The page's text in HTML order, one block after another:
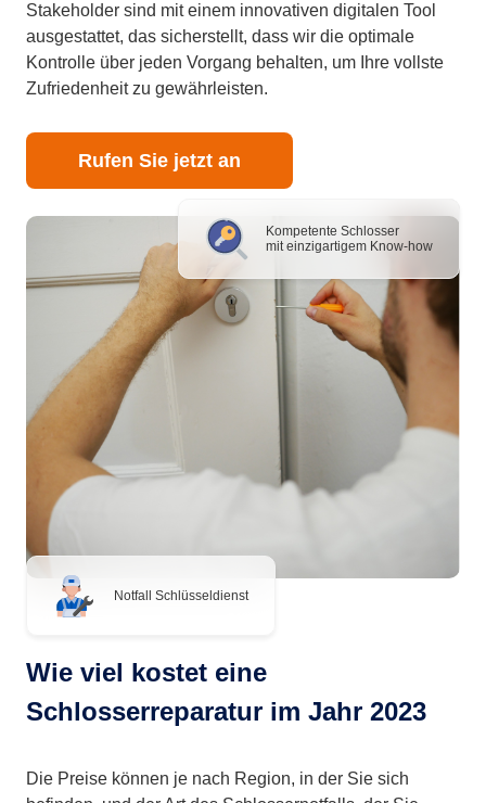
Kompetente Schlosser
mit einzigartigem Know-how
Notfall Schlüsseldienst
Stakeholder sind mit einem innovativen digitalen Tool
ausgestattet, das sicherstellt, dass wir die optimale
Kontrolle über jeden Vorgang behalten, um Ihre vollste
Zufriedenheit zu gewährleisten.
Rufen Sie jetzt an
Wie viel kostet eine
Schlosserreparatur im Jahr 2023
Die Preise können je nach Region, in der Sie sich